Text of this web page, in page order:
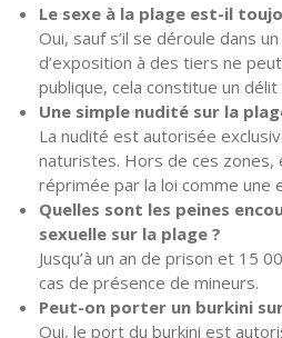
Le sexe à la plage est-il
Oui, sauf s’il se déroule dans
d’exposition à des tiers ne
publique, cela constitue un délit
Une simple nudité sur la
La nudité est autorisée
naturistes. Hors de ces
réprimée par la loi comme une
Quelles sont les peines
sexuelle sur la plage ?
Jusqu’à un an de prison et 15
cas de présence de mineurs.
Peut-on porter un burkini
Oui, le port du burkini est